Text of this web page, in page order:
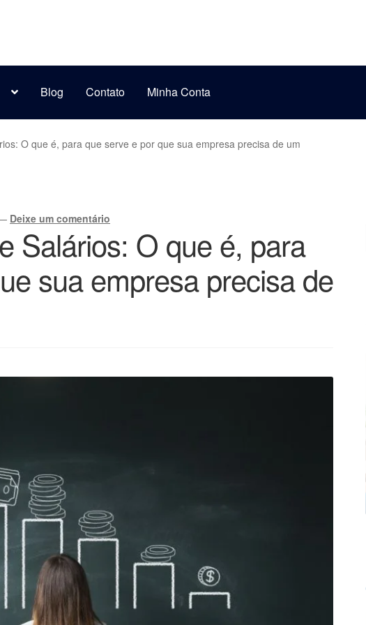
Blog Contato Minha Conta
O que é, para que serve e por que sua empresa precisa de um
Deixe um comentário
Salários: O que é, para
sua empresa precisa de